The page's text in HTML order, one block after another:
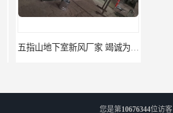
五指山地下室新风厂家 竭诚为您服务
您是第10676344位访客